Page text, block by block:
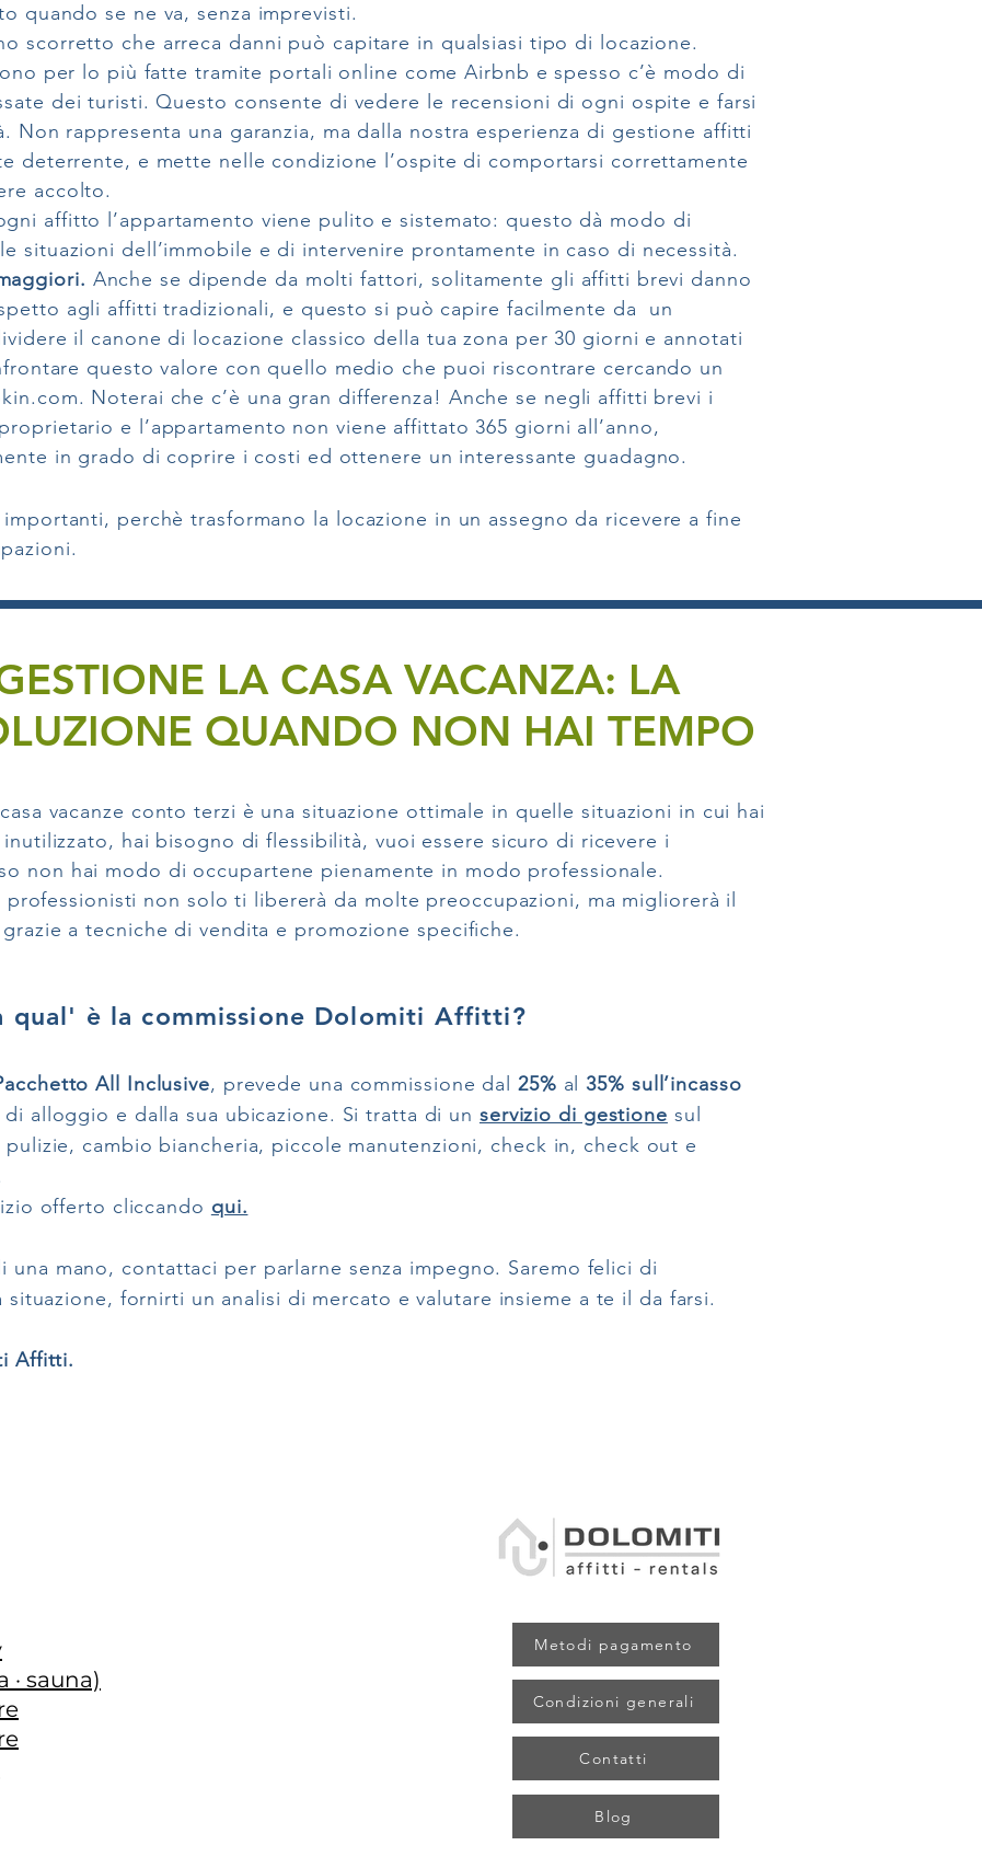
quando se ne va, senza imprevisti.
scorretto che arreca danni può capitare in qualsiasi tipo di locazione.
per lo più fatte tramite portali online come Airbnb e spesso c’è modo di
dei turisti. Questo consente di vedere le recensioni di ogni ospite e farsi
Non rappresenta una garanzia, ma dalla nostra esperienza di gestione affitti
deterrente, e mette nelle condizione l’ospite di comportarsi correttamente
accolto.
affitto l’appartamento viene pulito e sistemato: questo dà modo di
situazioni dell’immobile e di intervenire prontamente in caso di necessità.
Anche se dipende da molti fattori, solitamente gli affitti brevi danno
agli affitti tradizionali, e questo si può capire facilmente da un
il canone di locazione classico della tua zona per 30 giorni e annotati
questo valore con quello medio che puoi riscontrare cercando un
Noterai che c’è una gran differenza! Anche se negli affitti brevi i
e l’appartamento non viene affittato 365 giorni all’anno,
in grado di coprire i costi ed ottenere un interessante guadagno.
perchè trasformano la locazione in un assegno da ricevere a fine
LA CASA VACANZA: LA
QUANDO NON HAI TEMPO
vacanze conto terzi è una situazione ottimale in quelle situazioni in cui hai
hai bisogno di flessibilità, vuoi essere sicuro di ricevere i
non hai modo di occupartene pienamente in modo professionale.
non solo ti libererà da molte preoccupazioni, ma migliorerà il
a tecniche di vendita e promozione specifiche.
qual' è la commissione Dolomiti Affitti?
All Inclusive, prevede una commissione dal 25% al 35% sull’incasso
alloggio e dalla sua ubicazione. Si tratta di un servizio di gestione sul
cambio biancheria, piccole manutenzioni, check in, check out e
offerto cliccando qui.
una mano, contattaci per parlarne senza impegno. Saremo felici di
fornirti un analisi di mercato e valutare insieme a te il da farsi.
Affitti.
· sauna)
Metodi pagamento
Condizioni generali
Contatti
Blog